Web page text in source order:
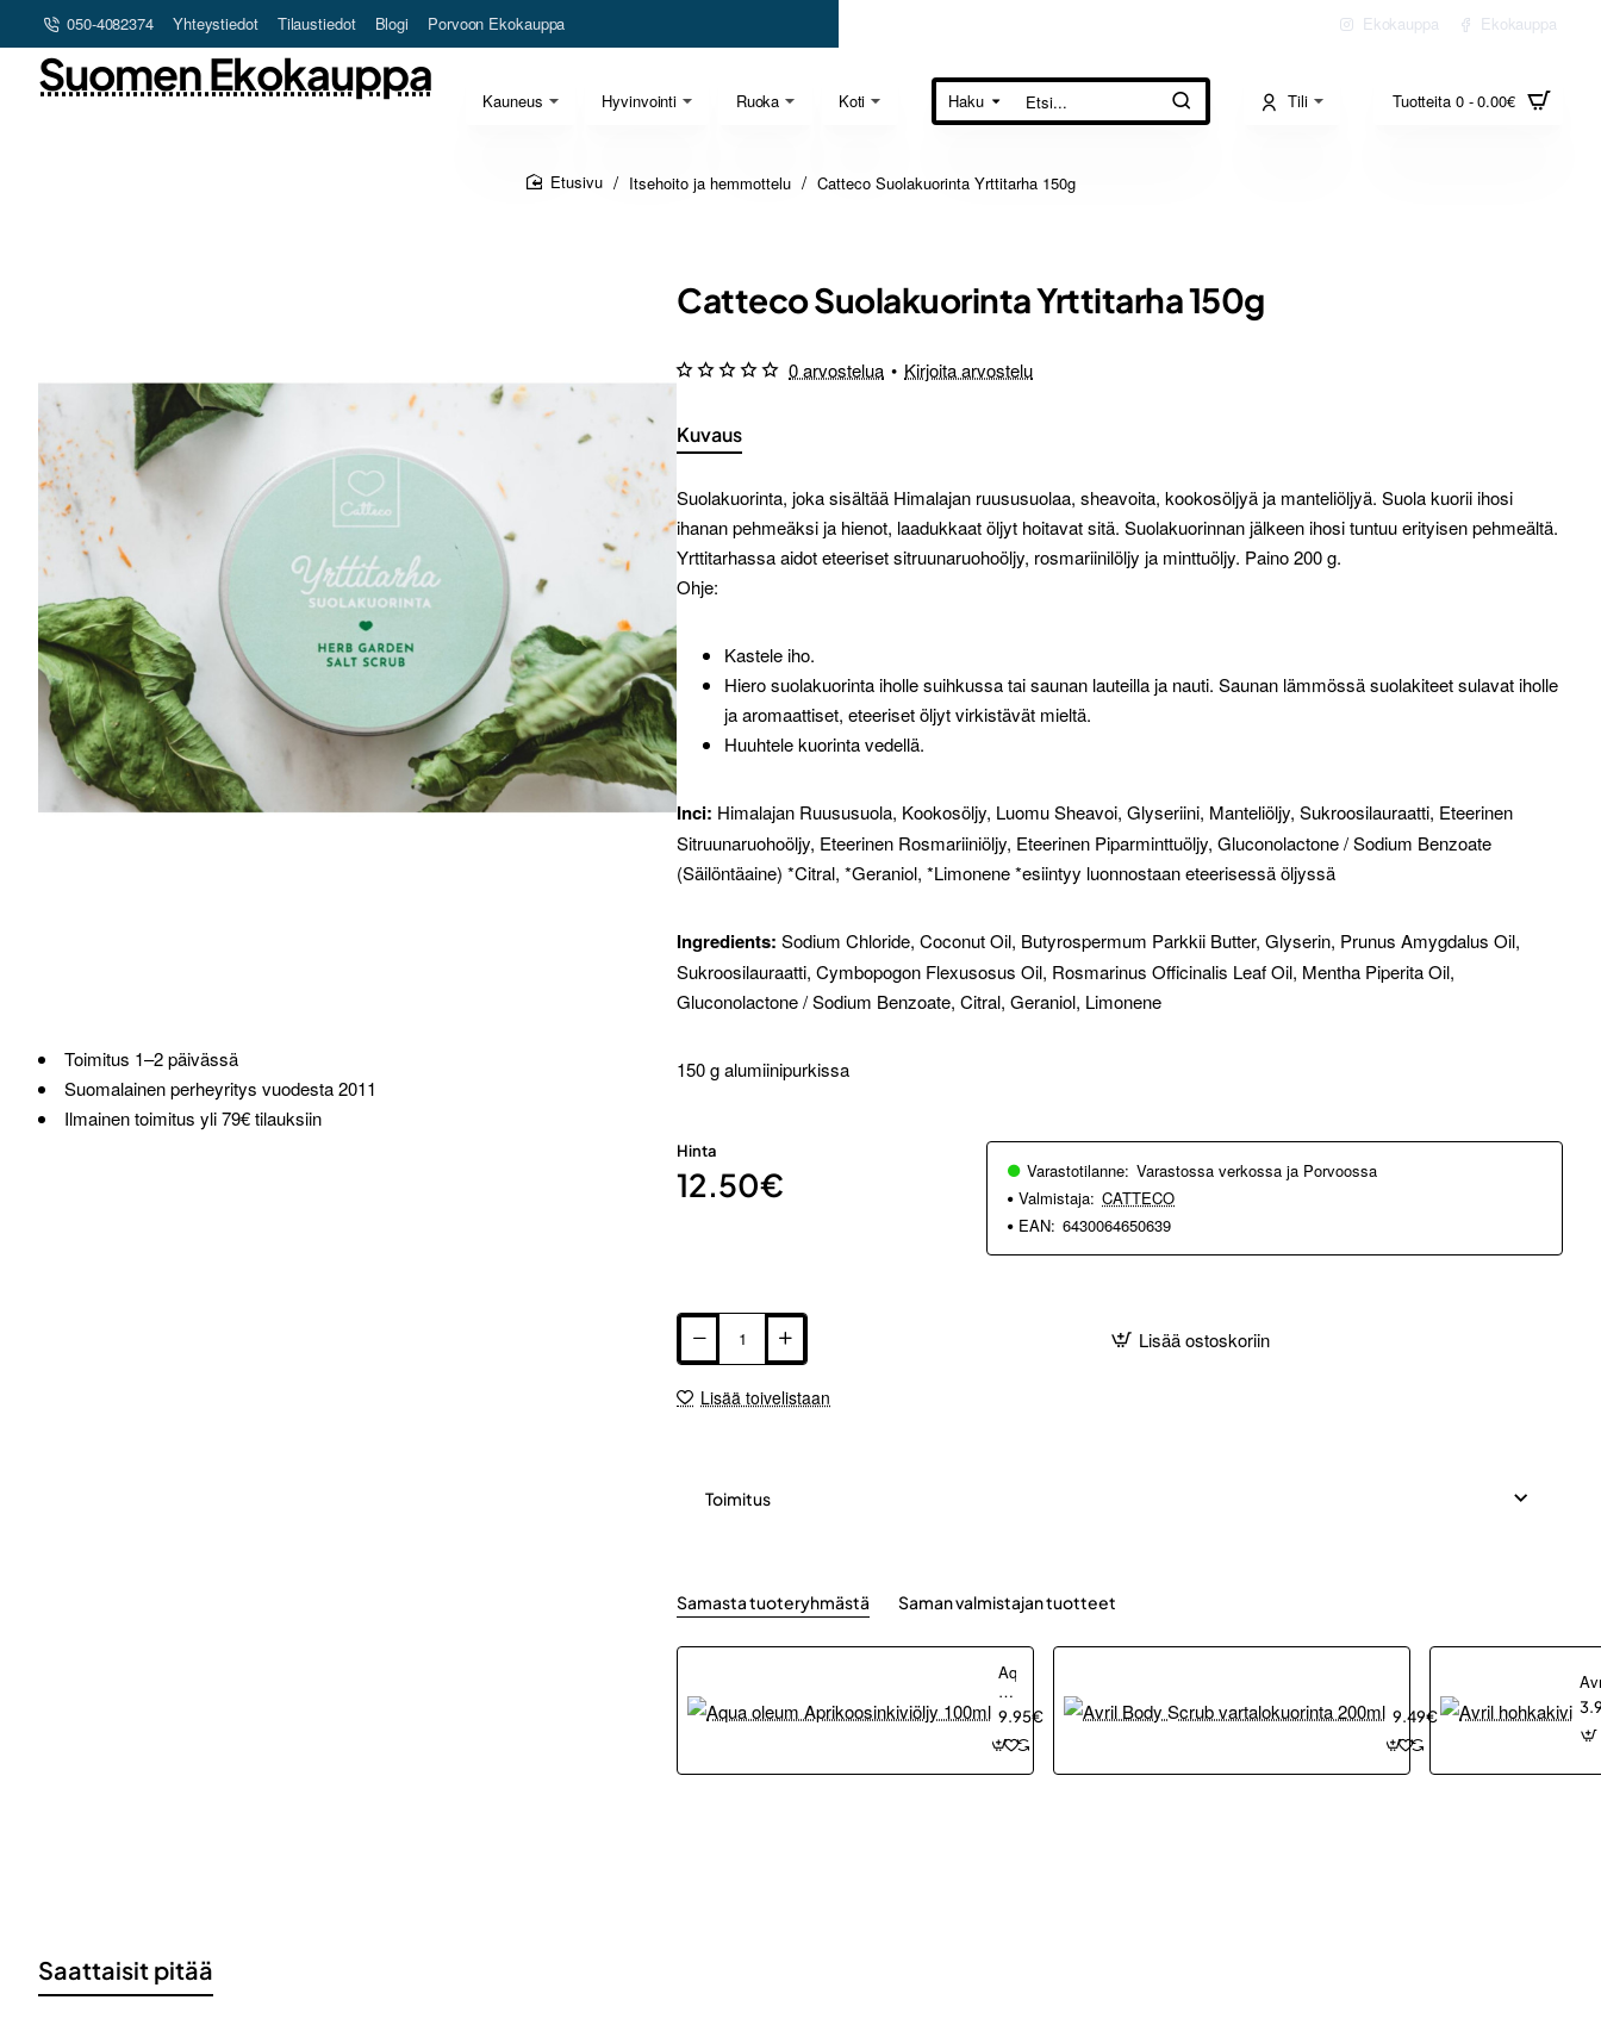
050-4082374 Yhteystiedot Tilaustiedot Blogi Porvoon Ekokauppa Ekokauppa Ekokauppa
Kauneus Hyvinvointi Ruoka Koti
Suomen Ekokauppa
Haku
Etsi... Tili Tuotteita 0 - 0.00€
Itsehoito ja hemmottelu Catteco Suolakuorinta Yrttitarha 150g
Toimitus 1–2 päivässä
Suomalainen perheyritys vuodesta 2011
Ilmainen toimitus yli 79€ tilauksiin
Catteco Suolakuorinta Yrttitarha 150g
Kuvaus
Suolakuorinta, joka sisältää Himalajan ruususuolaa, sheavoita, kookosöljyä ja manteliöljyä. Suola kuorii ihosi
ihanan pehmeäksi ja hienot, laadukkaat öljyt hoitavat sitä. Suolakuorinnan jälkeen ihosi tuntuu erityisen pehmeältä.
Yrttitarhassa aidot eteeriset sitruunaruohoöljy, rosmariinilöljy ja minttuöljy. Paino 200 g.
Ohje:
Kastele iho.
Hiero suolakuorinta iholle suihkussa tai saunan lauteilla ja nauti. Saunan lämmössä suolakiteet sulavat iholle
ja aromaattiset, eteeriset öljyt virkistävät mieltä.
Huuhtele kuorinta vedellä.
Inci: Himalajan Ruususuola, Kookosöljy, Luomu Sheavoi, Glyseriini, Manteliöljy, Sukroosilauraatti, Eteerinen
Sitruunaruohoöljy, Eteerinen Rosmariiniöljy, Eteerinen Piparminttuöljy, Gluconolactone / Sodium Benzoate
(Säilöntäaine) *Citral, *Geraniol, *Limonene *esiintyy luonnostaan eteerisessä öljyssä
Ingredients: Sodium Chloride, Coconut Oil, Butyrospermum Parkkii Butter, Glyserin, Prunus Amygdalus Oil,
Sukroosilauraatti, Cymbopogon Flexusosus Oil, Rosmarinus Officinalis Leaf Oil, Mentha Piperita Oil,
Gluconolactone / Sodium Benzoate, Citral, Geraniol, Limonene
150 g alumiinipurkissa
0 arvostelua • Kirjoita arvostelu
Hinta
12.50€ Varastotilanne: Varastossa verkossa ja Porvoossa
Valmistaja: CATTECO
EAN: 6430064650639
Lisää ostoskoriin
Lisää toivelistaan
Toimitus
Samasta tuoteryhmästä Saman valmistajan tuotteet
Aqua
oleum
Aprikoosinkiviöljy
100ml
9.95€
Scrub
vartalokuorinta
200ml
9.49€
Saattaisit pitää